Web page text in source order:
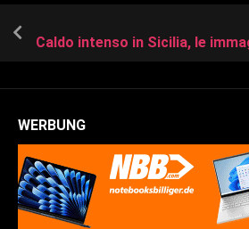
WERBUNG